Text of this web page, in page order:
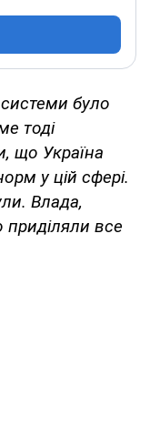
було
тоді
що Україна
у цій сфері.
Влада,
приділяли все